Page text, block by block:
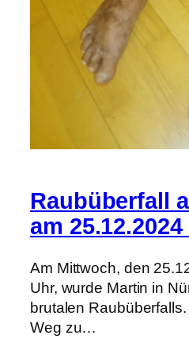
Raubüberfall
am
Am Mittwoch, den
Uhr, wurde Martin in
brutalen
Weg zu…